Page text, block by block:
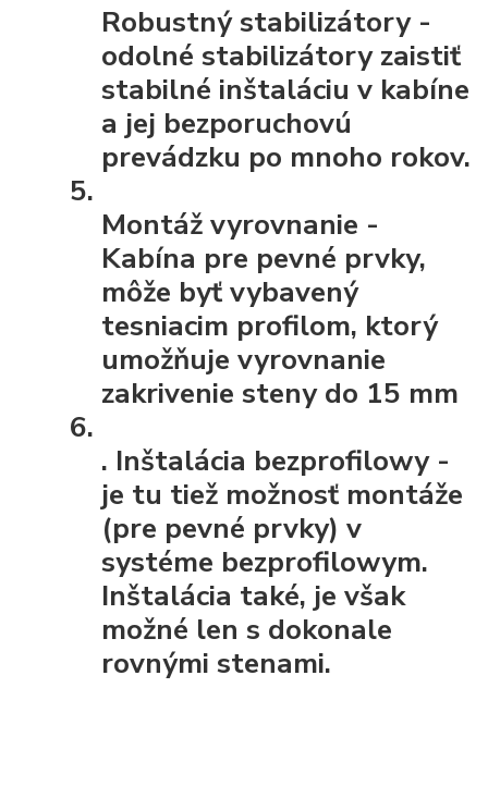
Robustný stabilizátory -
odolné stabilizátory zaistiť
stabilné inštaláciu v kabíne
a jej bezporuchovú
prevádzku po mnoho rokov.
Montáž vyrovnanie -
Kabína pre pevné prvky,
môže byť vybavený
tesniacim profilom, ktorý
umožňuje vyrovnanie
zakrivenie steny do 15 mm
. Inštalácia bezprofilowy -
je tu tiež možnosť montáže
(pre pevné prvky) v
systéme bezprofilowym.
Inštalácia také, je však
možné len s dokonale
rovnými stenami.